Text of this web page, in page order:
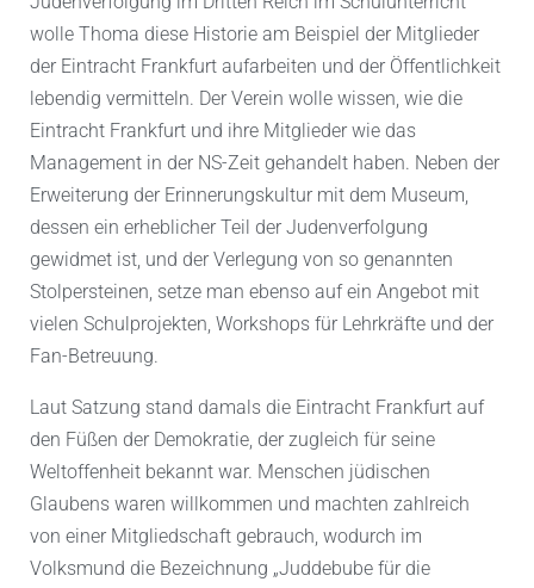
wolle Thoma diese Historie am Beispiel der Mitglieder
der Eintracht Frankfurt aufarbeiten und der Öffentlichkeit
lebendig vermitteln. Der Verein wolle wissen, wie die
Eintracht Frankfurt und ihre Mitglieder wie das
Management in der NS-Zeit gehandelt haben. Neben der
Erweiterung der Erinnerungskultur mit dem Museum,
dessen ein erheblicher Teil der Judenverfolgung
gewidmet ist, und der Verlegung von so genannten
Stolpersteinen, setze man ebenso auf ein Angebot mit
vielen Schulprojekten, Workshops für Lehrkräfte und der
Fan-Betreuung.
Laut Satzung stand damals die Eintracht Frankfurt auf
den Füßen der Demokratie, der zugleich für seine
Weltoffenheit bekannt war. Menschen jüdischen
Glaubens waren willkommen und machten zahlreich
von einer Mitgliedschaft gebrauch, wodurch im
Volksmund die Bezeichnung „Juddebube für die